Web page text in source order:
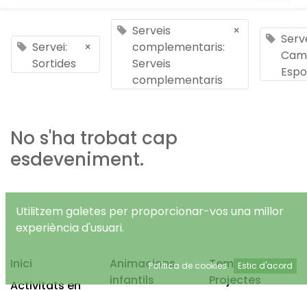
Servei:
Sortides
×
Serveis
complementaris:
Serveis
complementaris
×
No s'ha trobat cap
esdeveniment.
Inici
Activitats en
Animacions
infantils
Temps Lliure
Projectes
Utilitzem galetes per proporcionar-vos una millor
experiència d'usuari.
Política de cookies Estic d'acord